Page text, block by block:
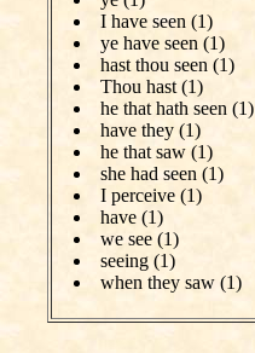
I have seen (1)
ye have seen (1)
hast thou seen (1)
Thou hast (1)
he that hath seen (1)
have they (1)
he that saw (1)
she had seen (1)
I perceive (1)
have (1)
we see (1)
seeing (1)
when they saw (1)